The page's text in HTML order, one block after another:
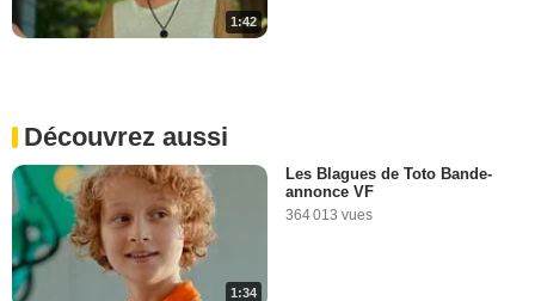
1:42
Découvrez aussi
1:34
Les Blagues de Toto Bande-
annonce VF
364 013 vues